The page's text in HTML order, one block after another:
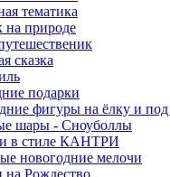
тематика
природе
сказка
подарки
фигуры на ёлку и под
шары - Сноуболлы
в стиле КАНТРИ
новогодние мелочи
на Рождество